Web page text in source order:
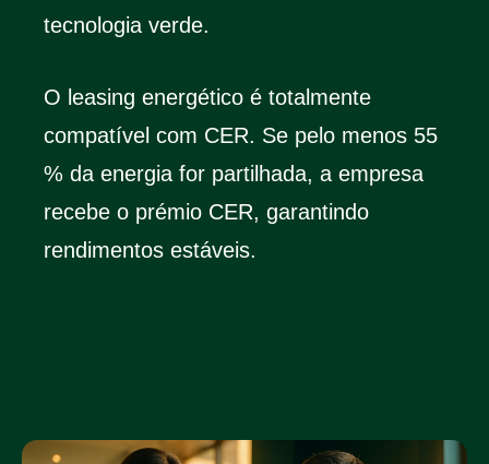
tecnologia verde.
O leasing energético é totalmente
compatível com CER. Se pelo menos 55
% da energia for partilhada, a empresa
recebe o prémio CER, garantindo
rendimentos estáveis.